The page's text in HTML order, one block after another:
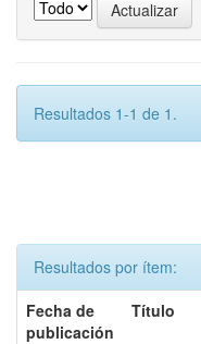
Resultados 1-1 de 1.
Resultados por ítem:
Fecha de
publicación
Título